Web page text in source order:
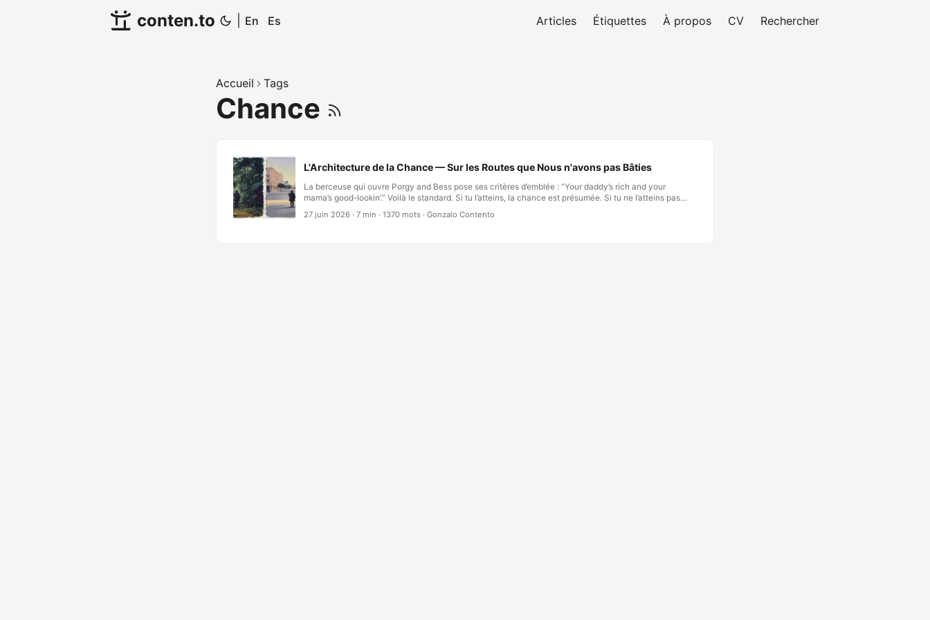
conten.to En Es Articles Étiquettes À propos CV Rechercher
Accueil Tags
Chance
L'Architecture de la Chance — Sur les Routes que Nous n'avons pas Bâties
La berceuse qui ouvre Porgy and Bess pose ses critères d’emblée : “Your daddy’s rich and your
mama’s good-lookin’.” Voilà le standard. Si tu l’atteins, la chance est présumée. Si tu ne l’atteins pas,
la suite — en théorie — ne dépend que de toi. Je n’atteins pas ce standard. Mon père n’était pas
riche. Mon pays non plus, selon la quasi-totalité des indicateurs internationaux qu’on voudra citer. Et
27 juin 2026 · 7 min · 1370 mots · Gonzalo Contento